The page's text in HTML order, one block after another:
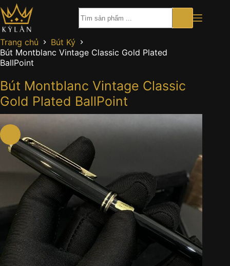
Chuyển
đến
phần
nội
dung
Trang chủ
Bút Ký
Bút Montblanc Vintage Classic Gold Plated
BallPoint
Bút Montblanc Vintage Classic
Gold Plated BallPoint